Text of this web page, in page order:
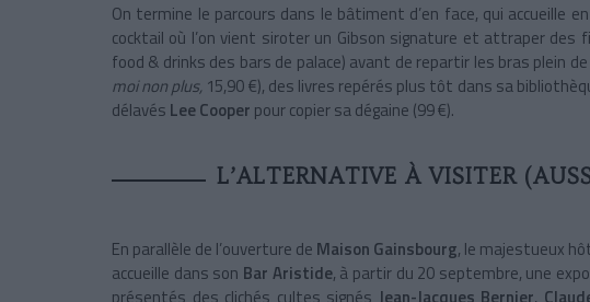
On termine le parcours dans le bâtiment d’en face, qui accueille
cocktail où l’on vient siroter un Gibson signature et attraper des
food & drinks des bars de palace) avant de repartir les bras plein
moi non plus, 15,90 €), des livres repérés plus tôt dans sa
délavés Lee Cooper pour copier sa dégaine (99 €).
L’ALTERNATIVE À VISITER
En parallèle de l’ouverture de Maison Gainsbourg, le majestueux
accueille dans son Bar Aristide, à partir du 20 septembre, une